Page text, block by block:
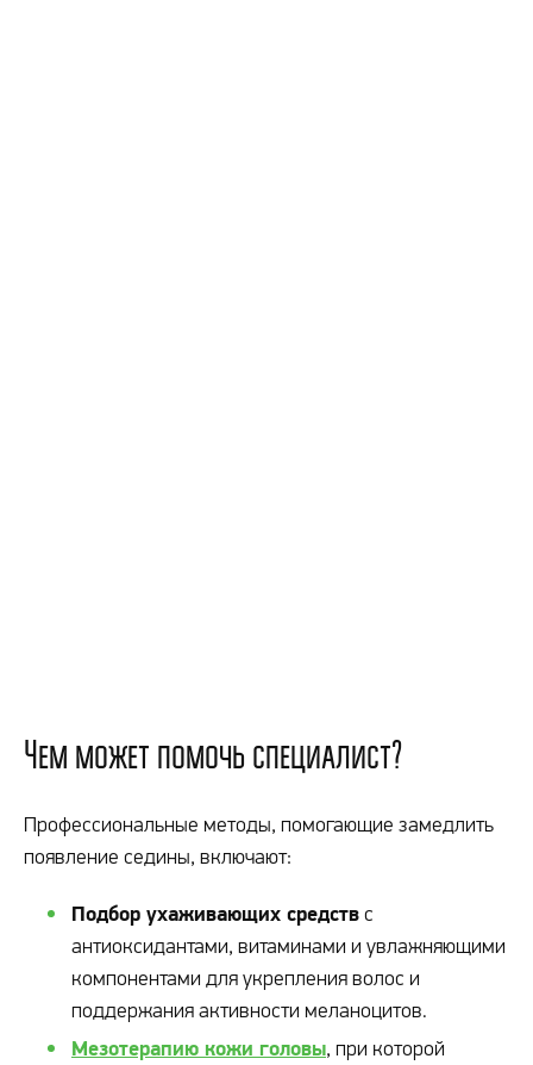
Чем может помочь специалист?
Профессиональные методы, помогающие замедлить
появление седины, включают:
Подбор ухаживающих средств с
антиоксидантами, витаминами и увлажняющими
компонентами для укрепления волос и
поддержания активности меланоцитов.
Мезотерапию кожи головы, при которой